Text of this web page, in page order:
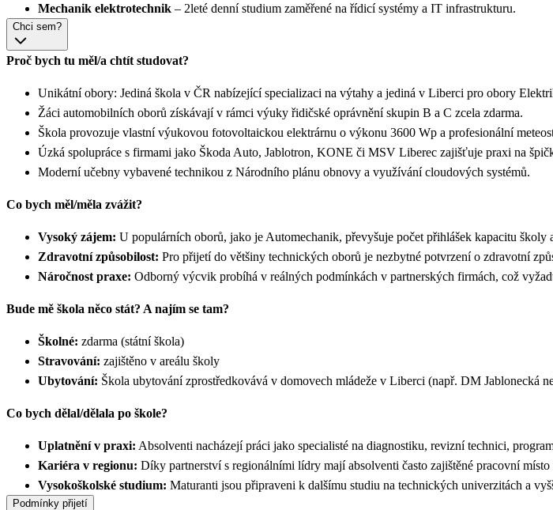
Mechanik elektrotechnik – 2leté denní studium zaměřené na řídicí systémy a IT infrastrukturu.
Chci sem?
Proč bych tu měl/a chtít studovat?
Unikátní obory: Jediná škola v ČR nabízející specializaci na výtahy a jediná v Liberci pro obory
Žáci automobilních oborů získávají v rámci výuky řidičské oprávnění skupin B a C zcela zdarma.
Škola provozuje vlastní výukovou fotovoltaickou elektrárnu o výkonu 3600 Wp a profesionální
Úzká spolupráce s firmami jako Škoda Auto, Jablotron, KONE či MSV Liberec zajišťuje praxi na
Moderní učebny vybavené technikou z Národního plánu obnovy a využívání cloudových systémů.
Co bych měl/měla zvážit?
Vysoký zájem: U populárních oborů, jako je Automechanik, převyšuje počet přihlášek kapacitu školy
Zdravotní způsobilost: Pro přijetí do většiny technických oborů je nezbytné potvrzení o zdravotní
Náročnost praxe: Odborný výcvik probíhá v reálných podmínkách v partnerských firmách, což
Bude mě škola něco stát? A najím se tam?
Školné: zdarma (státní škola)
Stravování: zajištěno v areálu školy
Ubytování: Škola ubytování zprostředkovává v domovech mládeže v Liberci (např. DM Jablonecká
Co bych dělal/dělala po škole?
Uplatnění v praxi: Absolventi nacházejí práci jako specialisté na diagnostiku, revizní technici,
Kariéra v regionu: Díky partnerství s regionálními lídry mají absolventi často zajištěné pracovní
Vysokoškolské studium: Maturanti jsou připraveni k dalšímu studiu na technických univerzitách a
Podmínky přijetí